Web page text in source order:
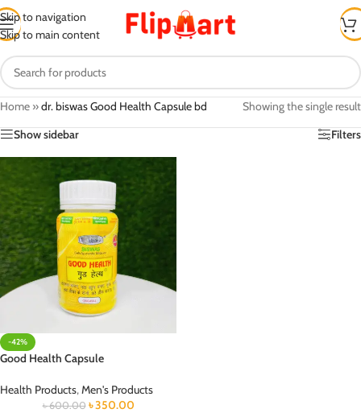
Skip to navigation
Skip to main content
Home »dr. biswas Good Health Capsule bd
Showing the single result
Show sidebar
Filters
-42%
Good Health Capsule
Health Products,Men's Products
৳600.00 ৳350.00